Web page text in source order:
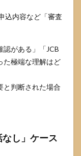
込内容など「審査
認がある」「JCB
た極端な理解はど
と判断された場合
し」ケース